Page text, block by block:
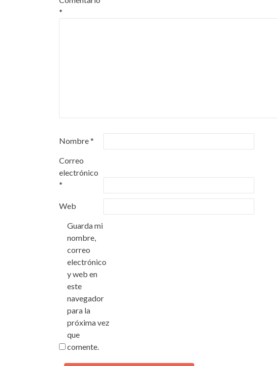
*
Nombre*
Correo
electrónico
*
Web
Guarda mi
nombre,
correo
electrónico
y web en
este
navegador
para la
próxima vez
que
comente.